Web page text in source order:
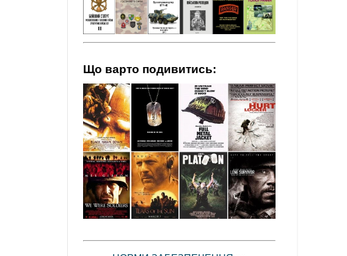
Що варто подивитись: